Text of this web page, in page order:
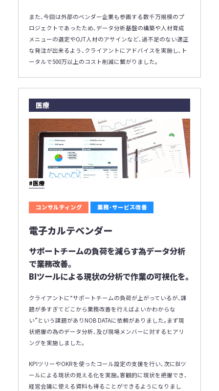
また､今回は外部のベンダー企業も参画する数千万規模のプ
ロジェクトであったため､データ分析基盤の構築や人材育成
メニューの選定やOJT人材のアサインなど､過不足のない適正
な発注が出来るよう､クライアントにアドバイスを実施し､ト
ータルで500万以上のコスト削減に繋がりました｡
医療
#医療
コンサルティング 業務･サービス改善
電子カルテベンダー
サポートチームの負荷を減らす為データ分析
で業務改善｡
BIツールによる現状の分析で作業の可視化を｡
クライアントに“サポートチームの負荷が上がっているが､課
題が多すぎてどこから業務改善を行えばよいかわからな
い”という課題がありNOB DATAに依頼がありました｡まず現
状把握の為のデータ分析､及び現場メンバーに対するヒアリ
ングを実施しました｡
KPIツリーやOKRを使ったコール設定の支援を行い､次にBIツ
ールによる現状の見える化を実施｡客観的に現状を把握でき､
経営会議に使える資料も得ることができるようになりまし